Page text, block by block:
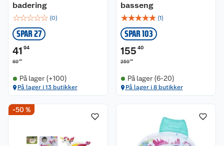
badering
☆☆☆☆☆ (0)
SPAR 27
41 94
6990
På lager (+100)
På lager i 13 butikker
basseng
☆☆☆☆☆ (1)
SPAR 103
155 40
25900
På lager (6-20)
På lager i 8 butikker
-50 %
Kundeservice